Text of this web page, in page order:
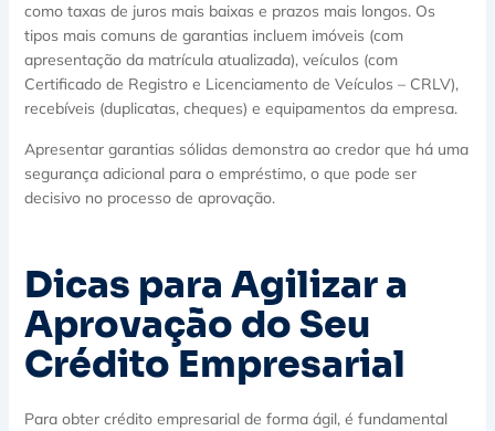
como taxas de juros mais baixas e prazos mais longos. Os
tipos mais comuns de garantias incluem imóveis (com
apresentação da matrícula atualizada), veículos (com
Certificado de Registro e Licenciamento de Veículos – CRLV),
recebíveis (duplicatas, cheques) e equipamentos da empresa.
Apresentar garantias sólidas demonstra ao credor que há uma
segurança adicional para o empréstimo, o que pode ser
decisivo no processo de aprovação.
Dicas para Agilizar a
Aprovação do Seu
Crédito Empresarial
Para obter crédito empresarial de forma ágil, é fundamental